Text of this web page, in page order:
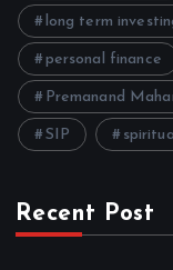
long term
personal finance
Premanand
SIP
Recent Post